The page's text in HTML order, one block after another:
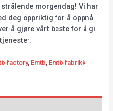
morgendag! Vi har
deg oppriktig for å oppnå
å gjøre vårt beste for å gi
factory, Emtb Emtb fabrikk